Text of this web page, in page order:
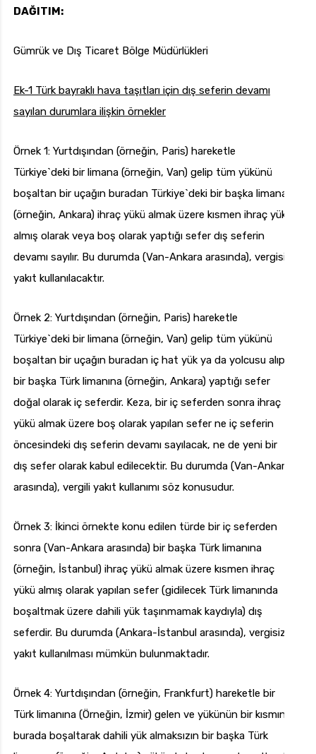
DAĞITIM:
Gümrük ve Dış Ticaret Bölge Müdürlükleri
Ek-1 Türk bayraklı hava taşıtları için dış seferin devamı
sayılan durumlara ilişkin örnekler
Örnek 1: Yurtdışından (örneğin, Paris) hareketle
Türkiye`deki bir limana (örneğin, Van) gelip tüm yükünü
boşaltan bir uçağın buradan Türkiye`deki bir başka limana
(örneğin, Ankara) ihraç yükü almak üzere kısmen ihraç yükü
almış olarak veya boş olarak yaptığı sefer dış seferin
devamı sayılır. Bu durumda (Van-Ankara arasında), vergisiz
yakıt kullanılacaktır.
Örnek 2: Yurtdışından (örneğin, Paris) hareketle
Türkiye`deki bir limana (örneğin, Van) gelip tüm yükünü
boşaltan bir uçağın buradan iç hat yük ya da yolcusu alıp
bir başka Türk limanına (örneğin, Ankara) yaptığı sefer
doğal olarak iç seferdir. Keza, bir iç seferden sonra ihraç
yükü almak üzere boş olarak yapılan sefer ne iç seferin
öncesindeki dış seferin devamı sayılacak, ne de yeni bir
dış sefer olarak kabul edilecektir. Bu durumda (Van-Ankara
arasında), vergili yakıt kullanımı söz konusudur.
Örnek 3: İkinci örnekte konu edilen türde bir iç seferden
sonra (Van-Ankara arasında) bir başka Türk limanına
(örneğin, İstanbul) ihraç yükü almak üzere kısmen ihraç
yükü almış olarak yapılan sefer (gidilecek Türk limanında
boşaltmak üzere dahili yük taşınmamak kaydıyla) dış
seferdir. Bu durumda (Ankara-İstanbul arasında), vergisiz
yakıt kullanılması mümkün bulunmaktadır.
Örnek 4: Yurtdışından (örneğin, Frankfurt) hareketle bir
Türk limanına (Örneğin, İzmir) gelen ve yükünün bir kısmını
burada boşaltarak dahili yük almaksızın bir başka Türk